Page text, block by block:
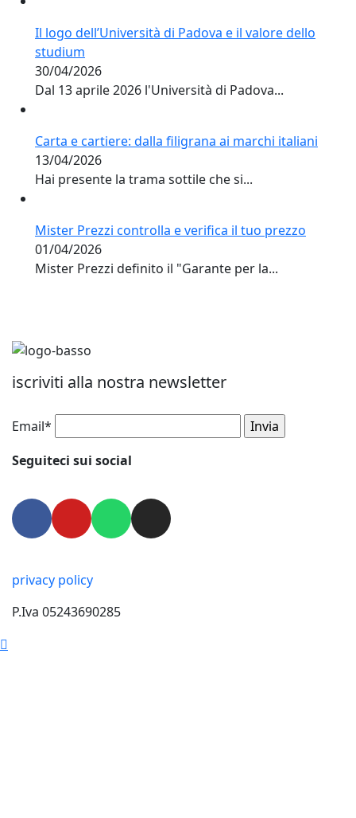
Il logo dell’Università di Padova e il valore dello
studium
30/04/2026
Dal 13 aprile 2026 l'Università di Padova...
Carta e cartiere: dalla filigrana ai marchi italiani
13/04/2026
Hai presente la trama sottile che si...
Mister Prezzi controlla e verifica il tuo prezzo
01/04/2026
Mister Prezzi definito il "Garante per la...
iscriviti alla nostra newsletter
Email*
Seguiteci sui social
privacy policy
P.Iva 05243690285